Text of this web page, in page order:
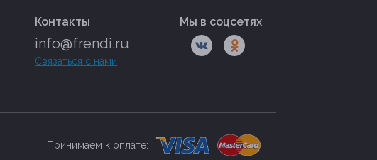
Контакты
info@frendi.ru
Связаться с нами
Мы в соцсетях
Принимаем к оплате: